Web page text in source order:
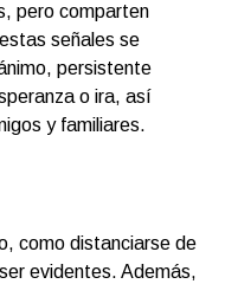
pero comparten
señales se
persistente
o ira, así
y familiares.
como distanciarse de
evidentes. Además,